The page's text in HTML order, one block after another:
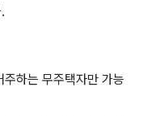
주하는 무주택자만 가능